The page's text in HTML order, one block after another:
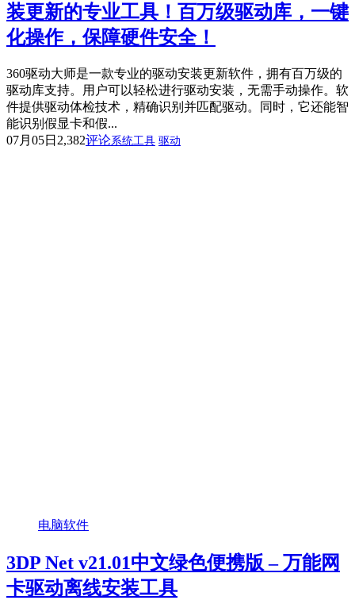
装更新的专业工具！百万级驱动库，一键
化操作，保障硬件安全！
360驱动大师是一款专业的驱动安装更新软件，拥有百万级的
驱动库支持。用户可以轻松进行驱动安装，无需手动操作。软
件提供驱动体检技术，精确识别并匹配驱动。同时，它还能智
能识别假显卡和假...
07月05日 2,382评论系统工具 驱动
电脑软件
3DP Net v21.01中文绿色便携版 – 万能网
卡驱动离线安装工具